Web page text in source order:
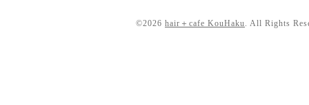
©2026 hair＋cafe KouHaku. All Rights